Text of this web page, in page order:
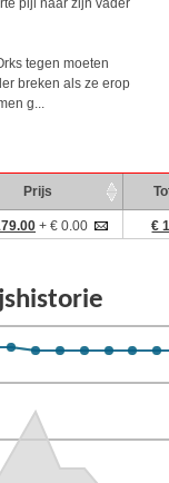
pijl naar zijn vader
tegen moeten
breken als ze erop
g...
Prijs
+ € 0.00 €